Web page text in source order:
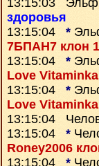
13:15:03 Эльф
здоровья
13:15:04 *
7БПАН7 клон
13:15:04 *
Love Vitaminka
13:15:04 *
Love Vitaminka
13:15:04
13:15:04 *
Roney2006
13:15:04 *